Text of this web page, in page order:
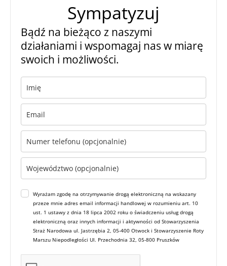
Sympatyzuj
Bądź na bieżąco z naszymi
działaniami i wspomagaj nas w miarę
swoich i możliwości.
Wyrażam zgodę na otrzymywanie drogą elektroniczną na wskazany
przeze mnie adres email informacji handlowej w rozumieniu art. 10
ust. 1 ustawy z dnia 18 lipca 2002 roku o świadczeniu usług drogą
elektroniczną oraz innych informacji i aktywności od Stowarzyszenia
Straż Narodowa ul. Jastrzębia 2, 05-400 Otwock i Stowarzyszenie Roty
Marszu Niepodległości Ul. Przechodnia 32, 05-800 Pruszków